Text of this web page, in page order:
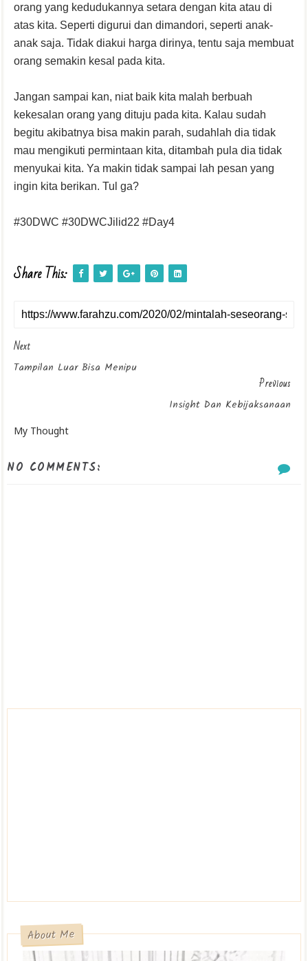
orang yang kedudukannya setara dengan kita atau di
atas kita. Seperti digurui dan dimandori, seperti anak-
anak saja. Tidak diakui harga dirinya, tentu saja membuat
orang semakin kesal pada kita.
Jangan sampai kan, niat baik kita malah berbuah
kekesalan orang yang dituju pada kita. Kalau sudah
begitu akibatnya bisa makin parah, sudahlah dia tidak
mau mengikuti permintaan kita, ditambah pula dia tidak
menyukai kita. Ya makin tidak sampai lah pesan yang
ingin kita berikan. Tul ga?
#30DWC #30DWCJilid22 #Day4
Share This:
Next
Tampilan Luar Bisa Menipu
Previous
Insight Dan Kebijaksanaan
My Thought
NO COMMENTS:
About Me